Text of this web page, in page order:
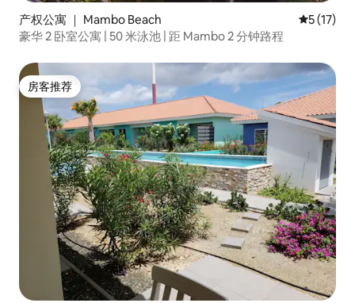
产权公寓 ｜ Mambo Beach 平均评分
5 (17)
豪华 2 卧室公寓 | 50 米泳池 | 距 Mambo 2 分钟路程
房客推荐
房客推荐